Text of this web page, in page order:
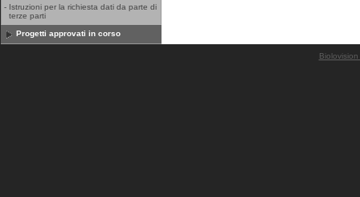
- Istruzioni per la richiesta dati da parte di
terze parti
Progetti approvati in corso
Biolovision